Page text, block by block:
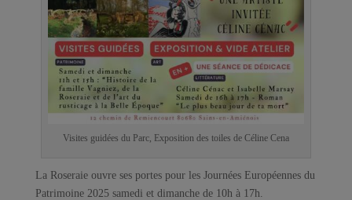
Visites guidées du Parc, Exposition des toiles de Céline Cena
La Roseraie ouvre ses portes pour les Journées Européennes du
Patrimoine 2025 samedi et dimanche de 10h à 17h.